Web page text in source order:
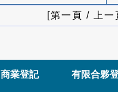
[第一頁 / 上一
商業登記 有限合夥